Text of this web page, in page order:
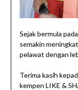
Sejak bermula
semakin
pelawat dengan
Terima kasih
kempen LIKE &